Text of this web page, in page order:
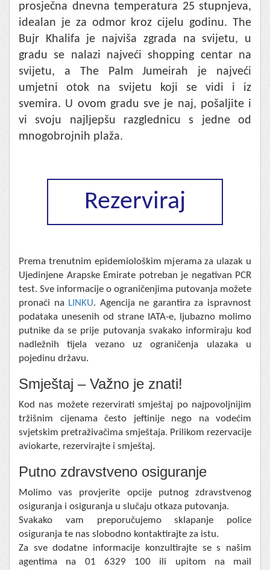
prosječna dnevna temperatura 25 stupnjeva,
idealan je za odmor kroz cijelu godinu. The
Bujr Khalifa je najviša zgrada na svijetu, u
gradu se nalazi najveći shopping centar na
svijetu, a The Palm Jumeirah je najveći
umjetni otok na svijetu koji se vidi i iz
svemira. U ovom gradu sve je naj, pošaljite i
vi svoju najljepšu razglednicu s jedne od
mnogobrojnih plaža.
Rezerviraj
Prema trenutnim epidemiološkim mjerama za ulazak u
Ujedinjene Arapske Emirate potreban je negativan PCR
test. Sve informacije o ograničenjima putovanja možete
pronaći na LINKU. Agencija ne garantira za ispravnost
podataka unesenih od strane IATA-e, ljubazno molimo
putnike da se prije putovanja svakako informiraju kod
nadležnih tijela vezano uz ograničenja ulazaka u
pojedinu državu.
Smještaj – Važno je znati!
Kod nas možete rezervirati smještaj po najpovoljnijim
tržišnim cijenama često jeftinije nego na vodećim
svjetskim pretraživačima smještaja. Prilikom rezervacije
aviokarte, rezervirajte i smještaj.
Putno zdravstveno osiguranje
Molimo vas provjerite opcije putnog zdravstvenog
osiguranja i osiguranja u slučaju otkaza putovanja.
Svakako vam preporučujemo sklapanje police
osiguranja te nas slobodno kontaktirajte za istu.
Za sve dodatne informacije konzultirajte se s našim
agentima na 01 6329 100 ili upitom na mail